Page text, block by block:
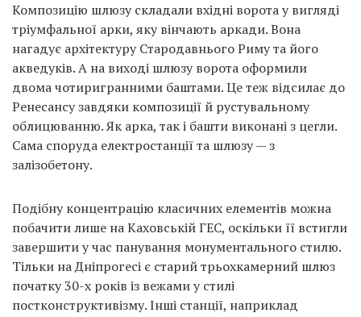
Композицію шлюзу складали вхідні ворота у вигляді
тріумфальної арки, яку вінчають аркади. Вона
нагадує архітектуру Стародавнього Риму та його
акведуків. А на виході шлюзу ворота оформили
двома чотиригранними баштами. Це теж відсилає до
Ренесансу завдяки композиції й рустувальному
облицюванню. Як арка, так і башти виконані з цегли.
Сама споруда електростанції та шлюзу — з
залізобетону.
Подібну концентрацію класичних елементів можна
побачити лише на Каховській ГЕС, оскільки її встигли
завершити у час панування монументального стилю.
Тільки на Дніпрогесі є старий трьохкамерний шлюз
початку 30-х років із вежами у стилі
постконструктивізму. Інші станції, наприклад